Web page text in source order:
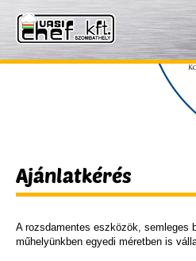
Ajánlatkérés
A rozsdamentes eszközök, semleges
műhelyünkben egyedi méretben is